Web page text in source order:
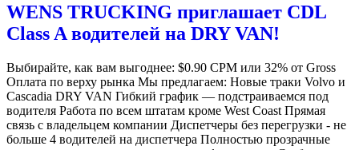
WENS TRUCKING приглашает CDL
Class A водителей на DRY VAN!
Выбирайте, как вам выгоднее: $0.90 CPM или 32% от Gross
Оплата по верху рынка Мы предлагаем: Новые траки Volvo и
Cascadia DRY VAN Гибкий график — подстраиваемся под
водителя Работа по всем штатам кроме West Coast Прямая
связь с владельцем компании Диспетчеры без перегрузки - не
больше 4 водителей на диспетчера Полностью прозрачные